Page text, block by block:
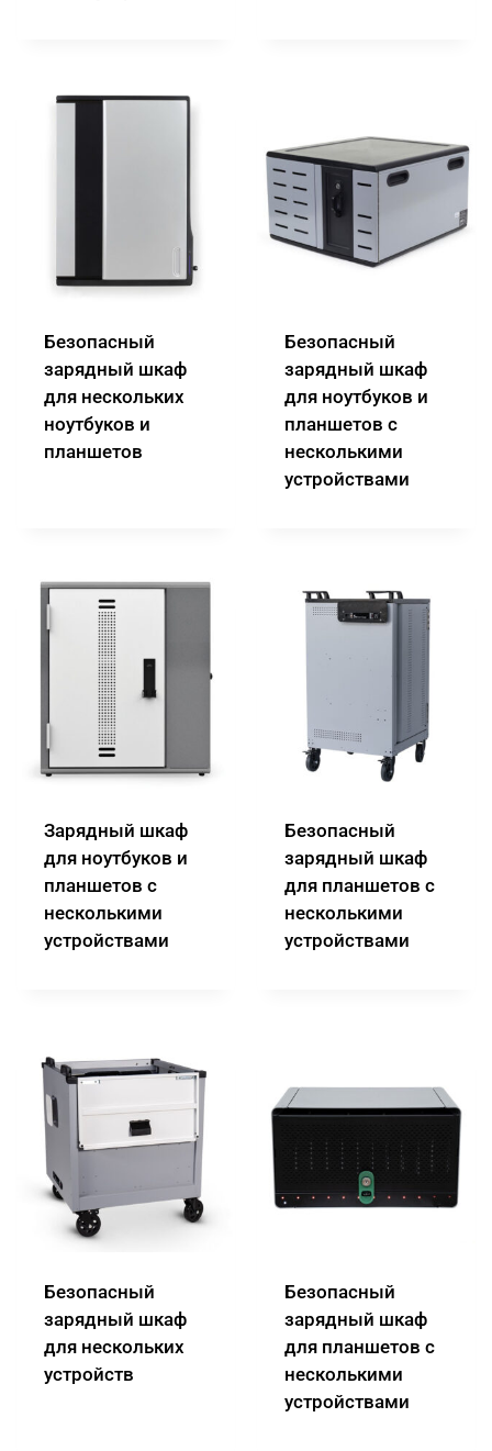
Безопасный
зарядный шкаф
для нескольких
ноутбуков и
планшетов
Безопасный
зарядный шкаф
для ноутбуков и
планшетов с
несколькими
устройствами
Зарядный шкаф
для ноутбуков и
планшетов с
несколькими
устройствами
Безопасный
зарядный шкаф
для планшетов с
несколькими
устройствами
Безопасный
зарядный шкаф
для нескольких
устройств
Безопасный
зарядный шкаф
для планшетов с
несколькими
устройствами